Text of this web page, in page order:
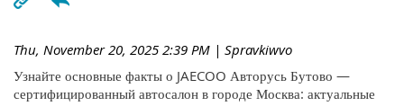
Thu, November 20, 2025 2:39 PM | Spravkiwvo
Узнайте основные факты о JAECOO Авторусь Бутово —
сертифицированный автосалон в городе Москва: актуальные